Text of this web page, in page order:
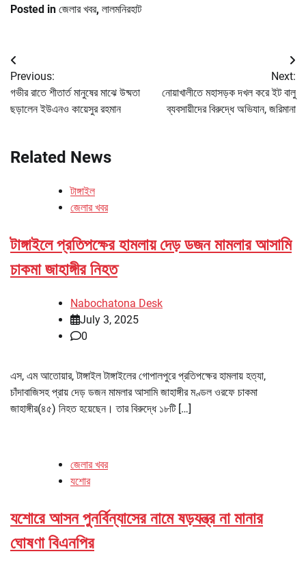
Posted in জেলার খবর, লালমনিরহাট
Post
navigation
Previous:
গভীর রাতে শীতার্ত মানুষের মাঝে উষ্মতা
ছড়ালেন ইউএনও কায়েসুর রহমান
Next:
নোয়াখালীতে মহাসড়ক দখল করে ইট বালু
ব্যবসায়ীদের বিরুদ্ধে অভিযান, জরিমানা
Related News
টাঙ্গাইল
জেলার খবর
টাঙ্গাইলে প্রতিপক্ষের হামলায় দেড় ডজন মামলার আসামি
চাকমা জাহাঙ্গীর নিহত
Nabochatona Desk
July 3, 2025
0
এস, এম আতোয়ার, টাঙ্গাইল টাঙ্গাইলের গোপালপুরে প্রতিপক্ষের হামলায় হত্যা,
চাঁদাবাজিসহ প্রায় দেড় ডজন মামলার আসামি জাহাঙ্গীর মণ্ডল ওরফে চাকমা
জাহাঙ্গীর(৪৫) নিহত হয়েছেন। তার বিরুদ্ধে ১৮টি […]
জেলার খবর
যশোর
যশোরে আসন পুনর্বিন্যাসের নামে ষড়যন্ত্র না মানার
ঘোষণা বিএনপির